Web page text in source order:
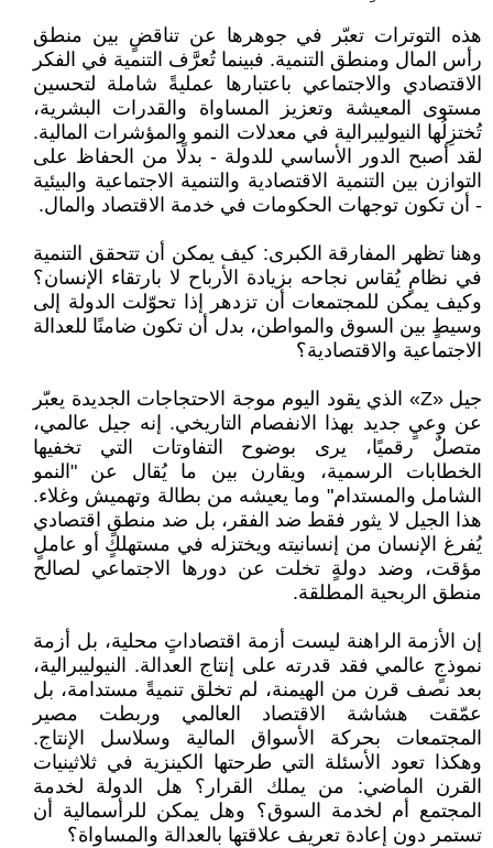
هذه التوترات تعبّر في جوهرها عن تناقضٍ بين منطق
رأس المال ومنطق التنمية. فبينما تُعرَّف التنمية في الفكر
الاقتصادي والاجتماعي باعتبارها عمليةً شاملة لتحسين
مستوى المعيشة وتعزيز المساواة والقدرات البشرية،
تُختزِلُها النيوليبرالية في معدلات النمو والمؤشرات المالية.
لقد أصبح الدور الأساسي للدولة - بدلًا من الحفاظ على
التوازن بين التنمية الاقتصادية والتنمية الاجتماعية والبيئية
- أن تكون توجهات الحكومات في خدمة الاقتصاد والمال.
وهنا تظهر المفارقة الكبرى: كيف يمكن أن تتحقق التنمية
في نظامٍ يُقاس نجاحه بزيادة الأرباح لا بارتقاء الإنسان؟
وكيف يمكن للمجتمعات أن تزدهر إذا تحوّلت الدولة إلى
وسيطٍ بين السوق والمواطن، بدل أن تكون ضامنًا للعدالة
الاجتماعية والاقتصادية؟
جيل «Z» الذي يقود اليوم موجة الاحتجاجات الجديدة يعبّر
عن وعيٍ جديد بهذا الانفصام التاريخي. إنه جيل عالمي،
متصلٌ رقميًا، يرى بوضوح التفاوتات التي تخفيها
الخطابات الرسمية، ويقارن بين ما يُقال عن "النمو
الشامل والمستدام" وما يعيشه من بطالة وتهميش وغلاء.
هذا الجيل لا يثور فقط ضد الفقر، بل ضد منطقٍ اقتصادي
يُفرغ الإنسان من إنسانيته ويختزله في مستهلكٍ أو عاملٍ
مؤقت، وضد دولةٍ تخلت عن دورها الاجتماعي لصالح
منطق الربحية المطلقة.
إن الأزمة الراهنة ليست أزمة اقتصاداتٍ محلية، بل أزمة
نموذجٍ عالمي فقد قدرته على إنتاج العدالة. النيوليبرالية،
بعد نصف قرن من الهيمنة، لم تخلق تنميةً مستدامة، بل
عمّقت هشاشة الاقتصاد العالمي وربطت مصير
المجتمعات بحركة الأسواق المالية وسلاسل الإنتاج.
وهكذا تعود الأسئلة التي طرحتها الكينزية في ثلاثينيات
القرن الماضي: من يملك القرار؟ هل الدولة لخدمة
المجتمع أم لخدمة السوق؟ وهل يمكن للرأسمالية أن
تستمر دون إعادة تعريف علاقتها بالعدالة والمساواة؟